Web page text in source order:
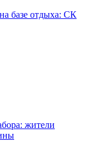
базе отдыха: СК
жители